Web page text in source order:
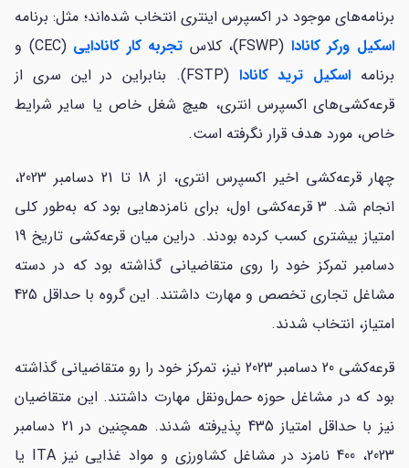
برنامه‌های موجود در اکسپرس اینتری انتخاب شده‌اند؛ مثل: برنامه
اسکیل ورکر کانادا (FSWP)، کلاس تجربه کار کانادایی
(CEC) و
برنامه اسکیل ترید کانادا
(FSTP). بنابراین در این سری از
قرعه‌کشی‌های اکسپرس انتری، هیچ شغل خاص یا سایر شرایط
خاص، مورد هدف قرار نگرفته است.
چهار قرعه‌کشی اخیر اکسپرس انتری، از 18 تا 21 دسامبر 2023،
انجام شد. 3 قرعه‌کشی اول، برای نامزدهایی بود که به‌طور کلی
امتیاز بیشتری کسب کرده بودند. دراین میان قرعه‌کشی تاریخ 19
دسامبر تمرکز خود را روی متقاضیانی گذاشته بود که در دسته
مشاغل تجاری تخصص و مهارت داشتند. این گروه با حداقل 425
امتیاز، انتخاب شدند.
قرعه‌کشی 20 دسامبر 2023 نیز، تمرکز خود را رو متقاضیانی گذاشته
بود که در مشاغل حوزه حمل‌ونقل مهارت داشتند. این متقاضیان
نیز با حداقل امتیاز 435 پذیرفته شدند. همچنین در 21 دسامبر
2023، 400 نامزد در مشاغل کشاورزی و مواد غذایی نیز ITA یا